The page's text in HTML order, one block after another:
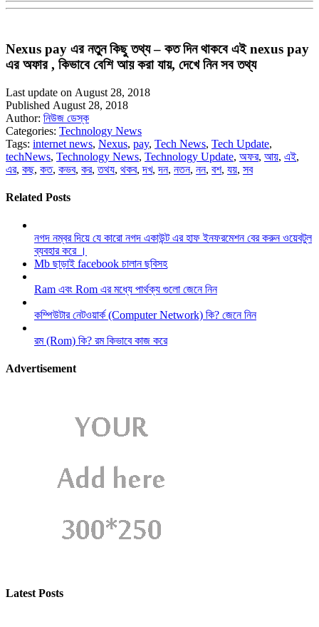
Nexus pay এর নতুন কিছু তথ্য – কত দিন থাকবে এই nexus pay
এর অফার , কিভাবে বেশি আয় করা যায়, দেখে নিন সব তথ্য
Last update on August 28, 2018
Published August 28, 2018
Author: নিউজ ডেস্ক
Categories: Technology News
Tags: internet news, Nexus, pay, Tech News, Tech Update,
techNews, Technology News, Technology Update, অফর, আয়, এই,
এর, কছ, কত, কভব, কর,তথয, থকব,দখ,দন, নতন, নন, বশ, যয়, সব
Related Posts
নগদ নম্বর দিয়ে যে কারো নগদ একাউন্ট এর হাফ ইনফরমেশন বের করুন ওয়েবটুল
ব্যবহার করে ।
Mb ছাড়াই facebook চালান ছবিসহ
Ram এবং Rom এর মধ্যে পার্থক্য গুলো জেনে নিন
কম্পিউটার নেটওয়ার্ক (Computer Network) কি? জেনে নিন
রম (Rom) কি? রম কিভাবে কাজ করে
Advertisement
Latest Posts